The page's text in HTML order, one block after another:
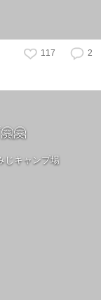
117 2
じキャンプ場